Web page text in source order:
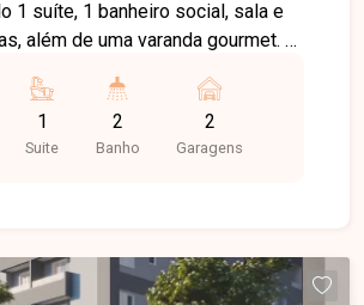
1 suíte, 1 banheiro social, sala e
além de uma varanda gourmet. O
piscina, sala de estudos, espaço
sala de jogos, academia,
salão de festas e diversas outras
dúvidas e auxiliar em todo o
em contato conosco pelo
1
Suite
2
Banho
2
Garagens